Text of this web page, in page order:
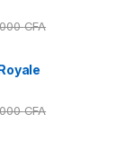
CFA
CFA